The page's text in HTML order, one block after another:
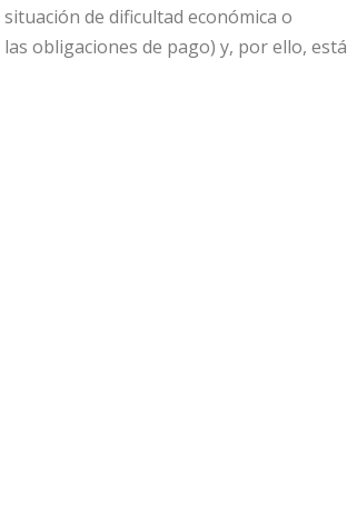
de dificultad económica o
obligaciones de pago) y, por ello, está